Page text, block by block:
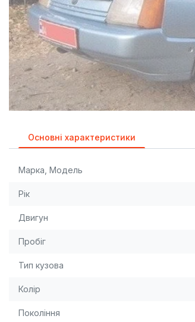
Основні характеристики
Марка, Модель
Рік
Двигун
Пробіг
Тип кузова
Колір
Покоління